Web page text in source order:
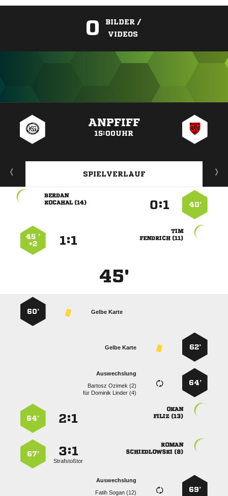
0
BILDER /
VIDEOS
ANPFIFF
15:00UHR
SPIELVERLAUF
40’
:

 

 
:
45 ’
+2
45'
Gelbe Karte
60’
62’
Gelbe Karte
64’
Auswechslung
  
für   

 
:
64’

 
:
Strafstoßtor
67’
69’
Auswechslung
  